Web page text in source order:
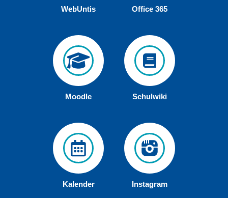
WebUntis Office 365
Moodle Schulwiki
Kalender Instagram